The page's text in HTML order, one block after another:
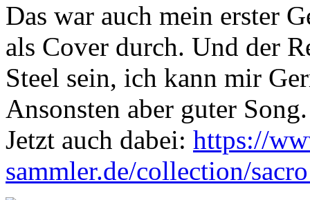
Das war auch mein erster
als Cover durch. Und der
Steel sein, ich kann mir
Ansonsten aber guter Song.
Jetzt auch dabei: https://
sammler.de/collection/